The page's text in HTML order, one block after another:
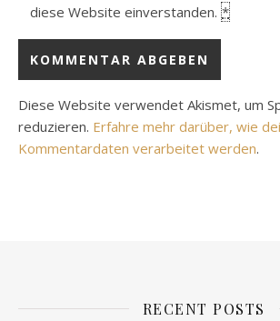
diese Website einverstanden. *
Diese Website verwendet Akismet, um
reduzieren. Erfahre mehr darüber, wie
Kommentardaten verarbeitet werden.
RECENT POSTS